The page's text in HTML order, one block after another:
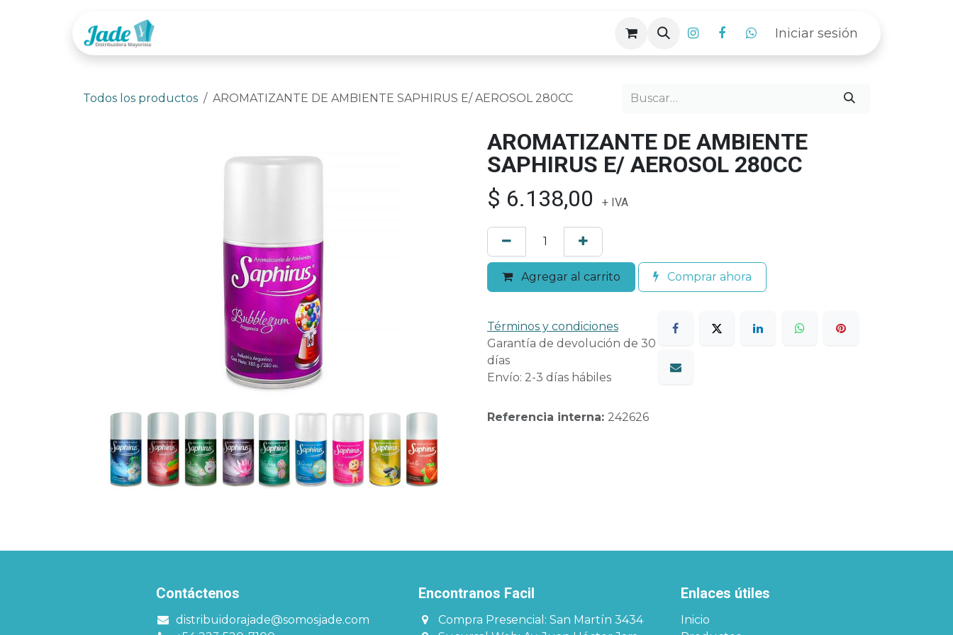
Iniciar sesión
Todos los productos AROMATIZANTE DE AMBIENTE SAPHIRUS E/ AEROSOL 280CC
AROMATIZANTE DE AMBIENTE
SAPHIRUS E/ AEROSOL 280CC
$ 6.138,00 + IVA
Agregar al carrito Comprar ahora
Términos y condiciones
Garantía de devolución de 30
días
Envío: 2-3 días hábiles
Referencia interna: 242626
Enlaces útiles
Inicio
Encontranos Facil​​​
Compra Presencial: San Martín 3434
Contáctenos
distribuidorajade@somosjade.com